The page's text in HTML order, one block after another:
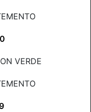
VERDE